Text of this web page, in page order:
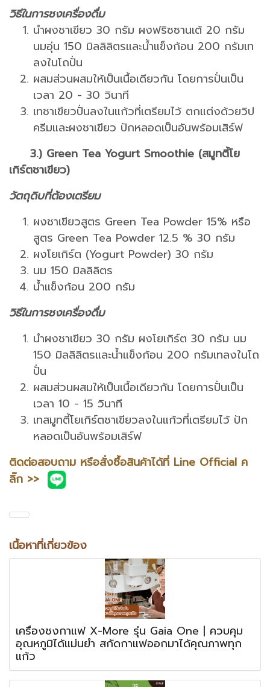
วิธีในการชงเครื่องดื่ม
นำผงชาเขียว 30 กรัม ผงฟริซซานเต้ 20 กรัม
นมอุ่น 150 มิลลิลิตรและน้ำแข็งก้อน 200 กรัมเท
ลงในโถปั่น
ผสมส่วนผสมให้เป็นเนื้อเดียวกัน โดยการปั่นเป็น
เวลา 20 - 30 วินาที
เทชาเขียวปั่นลงในแก้วที่เตรียมไว้ ตกแต่งด้วยวิป
ครีมและผงชาเขียว ปักหลอดเป็นอันพร้อมเสิร์ฟ
3.) Green Tea Yogurt Smoothie (สมูทตี้โย
เกิร์ตชาเขียว)
วัตถุดิบที่ต้องเตรียม
ผงชาเขียวสูตร Green Tea Powder 15% หรือ
สูตร Green Tea Powder 12.5 % 30 กรัม
ผงโยเกิร์ต (Yogurt Powder) 30 กรัม
นม 150 มิลลิลิตร
น้ำแข็งก้อน 200 กรัม
วิธีในการชงเครื่องดื่ม
นำผงชาเขียว 30 กรัม ผงโยเกิร์ต 30 กรัม นม
150 มิลลิลิตรและน้ำแข็งก้อน 200 กรัมเทลงในโถ
ปั่น
ผสมส่วนผสมให้เป็นเนื้อเดียวกัน โดยการปั่นเป็น
เวลา 10 - 15 วินาที
เทสมูทตี้โยเกิร์ตชาเขียวลงในแก้วที่เตรียมไว้ ปัก
หลอดเป็นอันพร้อมเสิร์ฟ
ติดต่อสอบถาม หรือสั่งซื้อสินค้าได้ที่ Line Official ค
ลิ๊ก >>
เนื้อหาที่เกี่ยวข้อง
เครื่องชงกาแฟ X-More รุ่น Gaia One | ควบคุม
อุณหภูมิได้แม่นยำ สกัดกาแฟออกมาได้คุณภาพทุก
แก้ว